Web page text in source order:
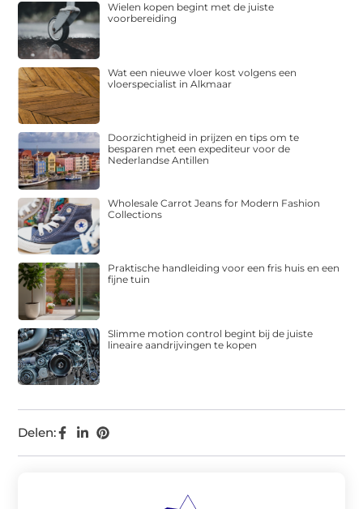
Delen:
Wielen kopen begint met de juiste
voorbereiding
Wat een nieuwe vloer kost volgens een
vloerspecialist in Alkmaar
Doorzichtigheid in prijzen en tips om te
besparen met een expediteur voor de
Nederlandse Antillen
Wholesale Carrot Jeans for Modern Fashion
Collections
Praktische handleiding voor een fris huis en een
fijne tuin
Slimme motion control begint bij de juiste
lineaire aandrijvingen te kopen